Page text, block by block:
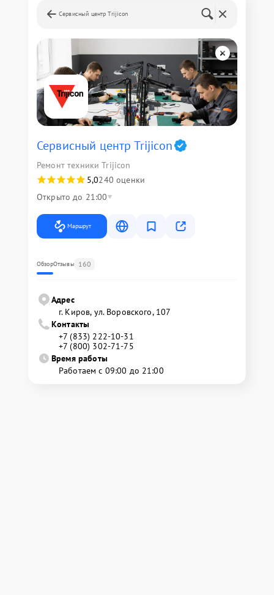
Сервисный центр Trijicon
Сервисный центр Trijicon
Ремонт техники Trijicon
5,0240 оценки
Открыто до 21:00
Маршрут
ОбзорОтзывы 160
Адрес
г. Киров, ул. Воровского, 107
Контакты
+7 (833) 222-10-31
+7 (800) 302-71-75
Время работы
Работаем с 09:00 до 21:00